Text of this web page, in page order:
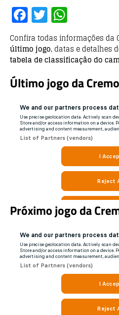
F
a
c
e
b
o
o
k
T
w
it
te
r
h
at
s
A
p
p
Confira todas informações da
último jogo, datas e detalhes
tabela de classificação do
Último jogo da
Próximo jogo da